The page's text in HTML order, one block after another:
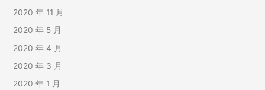
2020 年 11 月
2020 年 5 月
2020 年 4 月
2020 年 3 月
2020 年 1 月